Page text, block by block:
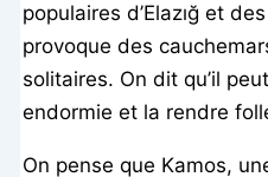
populaires d’Elazığ et
provoque des
solitaires. On dit qu’il
endormie et la rendre
On pense que Kamos,